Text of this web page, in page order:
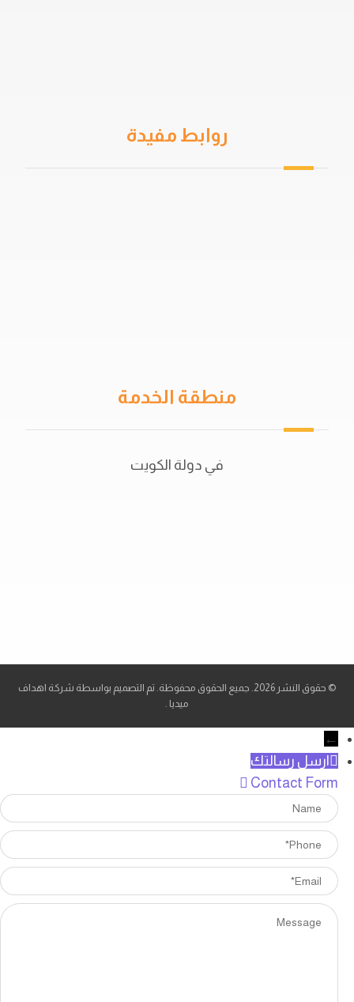
روابط مفيدة
منطقة الخدمة
في دولة الكويت
© حقوق النشر 2026. جميع الحقوق محفوظة. تم التصميم بواسطة شركة
اهداف
ميديا .
←
ارسل رسالتك
Contact Form
Name
Phone
Email
Message